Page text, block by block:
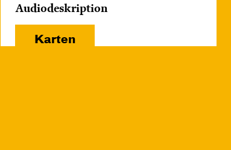
Audiodeskription
Karten